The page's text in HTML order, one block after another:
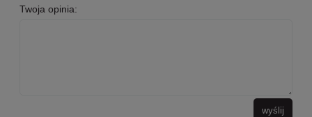
Twoja opinia:
wyślij